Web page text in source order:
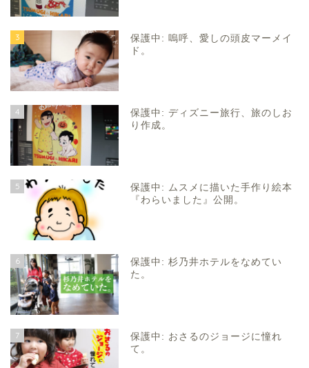
3
保護中: 嗚呼、愛しの頭皮マーメイ
ド。
4
保護中: ディズニー旅行、旅のしお
り作成。
5
保護中: ムスメに描いた手作り絵本
『わらいました』公開。
6
保護中: 杉乃井ホテルをなめてい
た。
7
保護中: おさるのジョージに憧れ
て。